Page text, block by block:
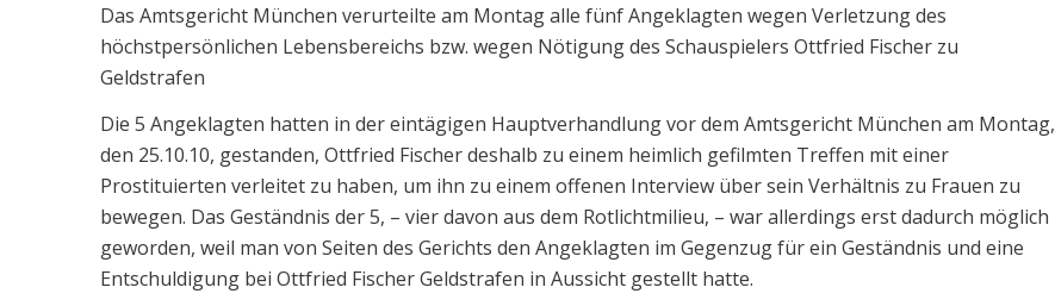
Das Amtsgericht München verurteilte am Montag alle fünf Angeklagten wegen Verletzung des
höchstpersönlichen Lebensbereichs bzw. wegen Nötigung des Schauspielers Ottfried Fischer zu
Geldstrafen
Die 5 Angeklagten hatten in der eintägigen Hauptverhandlung vor dem Amtsgericht München am Montag,
den 25.10.10, gestanden, Ottfried Fischer deshalb zu einem heimlich gefilmten Treffen mit einer
Prostituierten verleitet zu haben, um ihn zu einem offenen Interview über sein Verhältnis zu Frauen zu
bewegen. Das Geständnis der 5, – vier davon aus dem Rotlichtmilieu, – war allerdings erst dadurch möglich
geworden, weil man von Seiten des Gerichts den Angeklagten im Gegenzug für ein Geständnis und eine
Entschuldigung bei Ottfried Fischer Geldstrafen in Aussicht gestellt hatte.